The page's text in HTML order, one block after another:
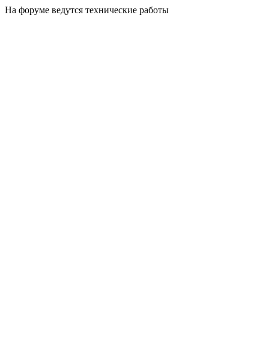
На форуме ведутся технические работы